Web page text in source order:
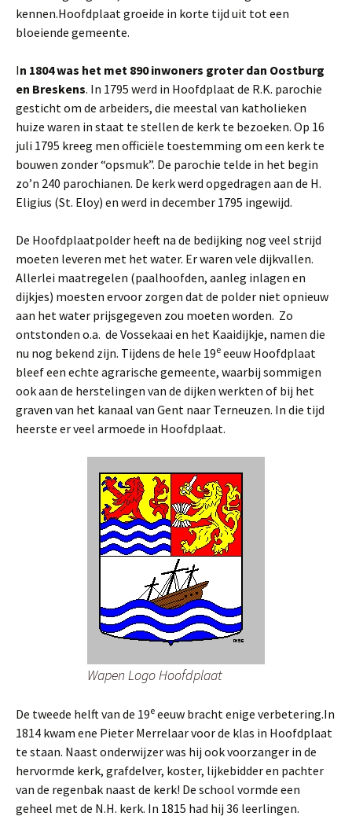
kennen.Hoofdplaat groeide in korte tijd uit tot een
bloeiende gemeente.
In 1804 was het met 890 inwoners groter dan Oostburg
en Breskens. In 1795 werd in Hoofdplaat de R.K. parochie
gesticht om de arbeiders, die meestal van katholieken
huize waren in staat te stellen de kerk te bezoeken. Op 16
juli 1795 kreeg men officiële toestemming om een kerk te
bouwen zonder “opsmuk”. De parochie telde in het begin
zo’n 240 parochianen. De kerk werd opgedragen aan de H.
Eligius (St. Eloy) en werd in december 1795 ingewijd.
De Hoofdplaatpolder heeft na de bedijking nog veel strijd
moeten leveren met het water. Er waren vele dijkvallen.
Allerlei maatregelen (paalhoofden, aanleg inlagen en
dijkjes) moesten ervoor zorgen dat de polder niet opnieuw
aan het water prijsgegeven zou moeten worden. Zo
ontstonden o.a. de Vossekaai en het Kaaidijkje, namen die
nu nog bekend zijn. Tijdens de hele 19e eeuw Hoofdplaat
bleef een echte agrarische gemeente, waarbij sommigen
ook aan de herstelingen van de dijken werkten of bij het
graven van het kanaal van Gent naar Terneuzen. In die tijd
heerste er veel armoede in Hoofdplaat.
Wapen Logo Hoofdplaat
De tweede helft van de 19e eeuw bracht enige verbetering.In
1814 kwam ene Pieter Merrelaar voor de klas in Hoofdplaat
te staan. Naast onderwijzer was hij ook voorzanger in de
hervormde kerk, grafdelver, koster, lijkebidder en pachter
van de regenbak naast de kerk! De school vormde een
geheel met de N.H. kerk. In 1815 had hij 36 leerlingen.